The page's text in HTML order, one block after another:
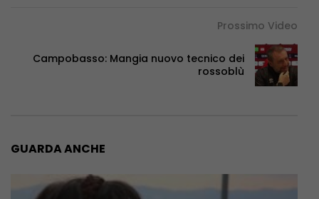
Prossimo Video
Campobasso: Mangia nuovo tecnico dei
rossoblù
GUARDA ANCHE